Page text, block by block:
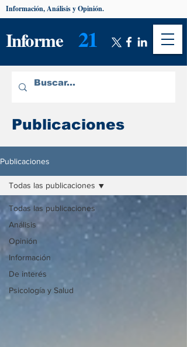
Informe 21
Información, Análisis y Opinión.
Publicaciones
Publicaciones
Todas las publicaciones
Análisis
Opinión
Información
De interés
Psicología y Salud
Todas las publicaciones